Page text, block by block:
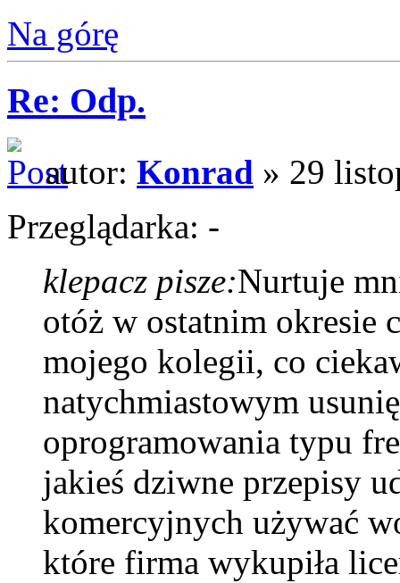
Na górę
Re: Odp.
autor: Konrad » 29
Przeglądarka: -
klepacz pisze:Nurtuje
otóż w ostatnim okresie
mojego kolegii, co
natychmiastowym
oprogramowania typu
jakieś dziwne przepisy
komercyjnych używać
które firma wykupiła